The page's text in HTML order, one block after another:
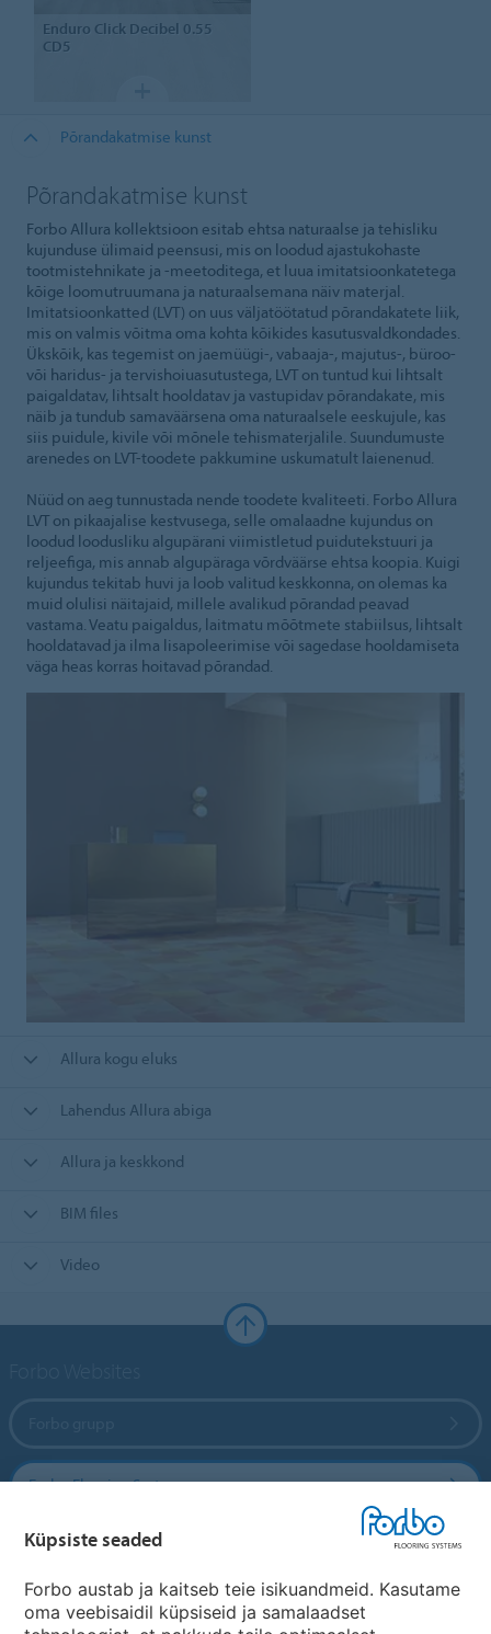
Enduro Click Decibel 0.55
CD5
Põrandakatmise kunst
Põrandakatmise kunst
Forbo Allura kollektsioon esitab ehtsa naturaalse ja tehisliku
kujunduse ülimaid peensusi, mis on loodud ajastukohaste
tootmistehnikate ja -meetoditega, et luua imitatsioonkatetega
kõige loomutruumana ja naturaalsemana näiv materjal.
Imitatsioonkatted (LVT) on uus väljatöötatud põrandakatete liik,
mis on valmis võitma oma kohta kõikides kasutusvaldkondades.
Ükskõik, kas tegemist on jaemüügi-, vabaaja-, majutus-, büroo-
või haridus- ja tervishoiuasutustega, LVT on tuntud kui lihtsalt
paigaldatav, lihtsalt hooldatav ja vastupidav põrandakate, mis
näib ja tundub samaväärsena oma naturaalsele eeskujule, kas
siis puidule, kivile või mõnele tehismaterjalile. Suundumuste
arenedes on LVT-toodete pakkumine uskumatult laienenud.
Nüüd on aeg tunnustada nende toodete kvaliteeti. Forbo Allura
LVT on pikaajalise kestvusega, selle omalaadne kujundus on
loodud loodusliku algupärani viimistletud puidutekstuuri ja
reljeefiga, mis annab algupäraga võrdväärse ehtsa koopia. Kuigi
kujundus tekitab huvi ja loob valitud keskkonna, on olemas ka
muid olulisi näitajaid, millele avalikud põrandad peavad
vastama. Veatu paigaldus, laitmatu mõõtmete stabiilsus, lihtsalt
hooldatavad ja ilma lisapoleerimise või sagedase hooldamiseta
väga heas korras hoitavad põrandad.
Allura kogu eluks
Lahendus Allura abiga
Allura ja keskkond
BIM files
Video
Forbo Flooring Systems
Forbo Movement Systems
Küpsiste seaded
Forbo austab ja kaitseb teie isikuandmeid. Kasutame
oma veebisaidil küpsiseid ja samalaadset